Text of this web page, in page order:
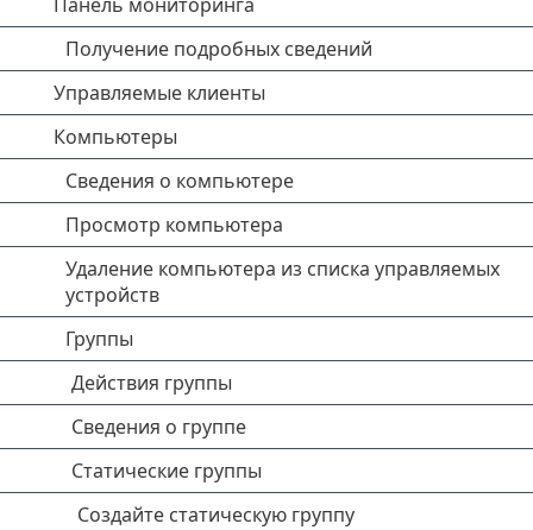
Получение подробных сведений
Управляемые клиенты
Компьютеры
Сведения о компьютере
Просмотр компьютера
Удаление компьютера из списка управляемых
устройств
Группы
Действия группы
Сведения о группе
Статические группы
Создайте статическую группу